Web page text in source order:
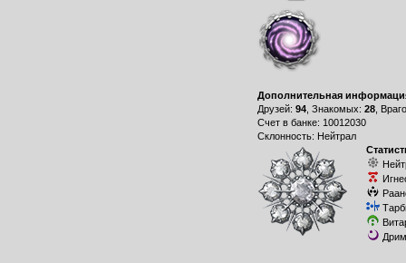
Дополнительная
Друзей: 94, Знакомых: 28,
Счет в банке: 10012030
Склонность: Нейтрал